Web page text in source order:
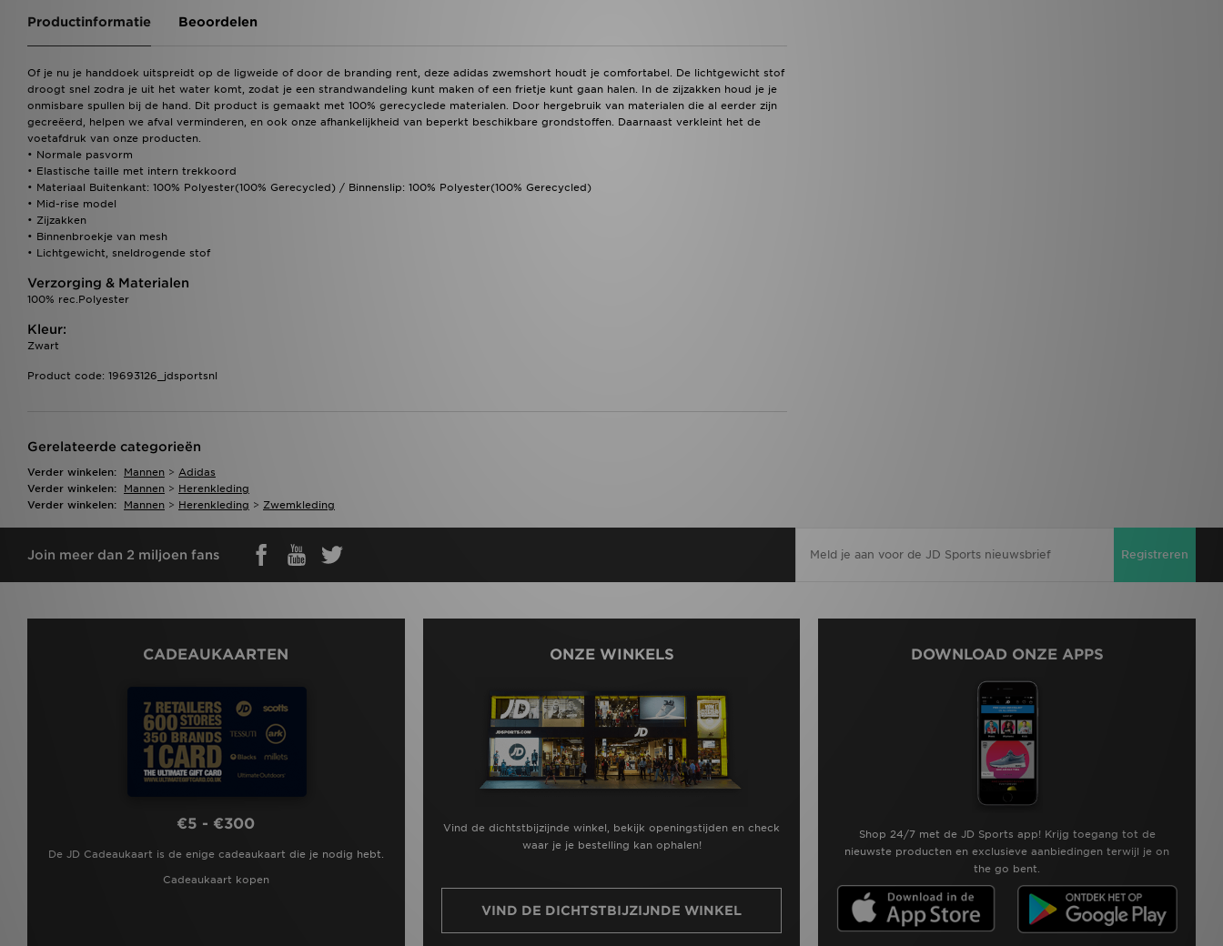
Productinformatie Beoordelen
Of je nu je handdoek uitspreidt op de ligweide of door de branding rent, deze adidas zwemshort houdt je comfortabel. De lichtgewicht stof
droogt snel zodra je uit het water komt, zodat je een strandwandeling kunt maken of een frietje kunt gaan halen. In de zijzakken houd je je
onmisbare spullen bij de hand. Dit product is gemaakt met 100% gerecyclede materialen. Door hergebruik van materialen die al eerder zijn
gecreëerd, helpen we afval verminderen, en ook onze afhankelijkheid van beperkt beschikbare grondstoffen. Daarnaast verkleint het de
voetafdruk van onze producten.
• Normale pasvorm
• Elastische taille met intern trekkoord
• Materiaal Buitenkant: 100% Polyester(100% Gerecycled) / Binnenslip: 100% Polyester(100% Gerecycled)
• Mid-rise model
• Zijzakken
• Binnenbroekje van mesh
• Lichtgewicht, sneldrogende stof
Verzorging & Materialen
100% rec.Polyester
Kleur:
Zwart
Product code: 19693126_jdsportsnl
Gerelateerde categorieën
Verder winkelen: Mannen > Adidas
Verder winkelen:
Mannen > Herenkleding
Verder winkelen:
Mannen > Herenkleding > Zwemkleding
Join meer dan 2 miljoen fans Registreren
CADEAUKAARTEN
€5 - €300
De JD Cadeaukaart is de enige cadeaukaart die je nodig hebt.
Cadeaukaart kopen
ONZE WINKELS
Vind de dichtstbijzijnde winkel, bekijk openingstijden en check
waar je je bestelling kan ophalen!
VIND DE DICHTSTBIJZIJNDE WINKEL
DOWNLOAD ONZE APPS
Shop 24/7 met de JD Sports app! Krijg toegang tot de
nieuwste producten en exclusieve aanbiedingen terwijl je on
the go bent.